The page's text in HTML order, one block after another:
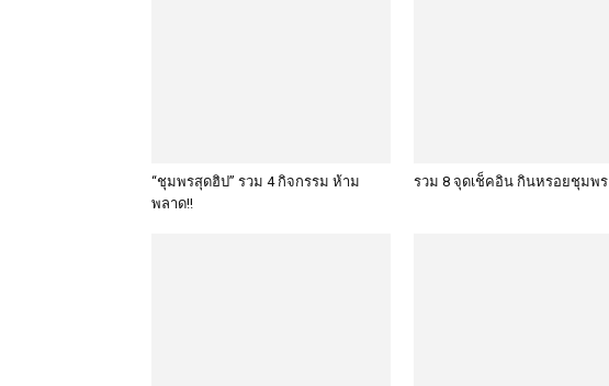
“ชุมพรสุดฮิป” รวม 4 กิจกรรม ห้าม
พลาด!!
รวม 8 จุดเช็คอิน กินหรอยชุมพร